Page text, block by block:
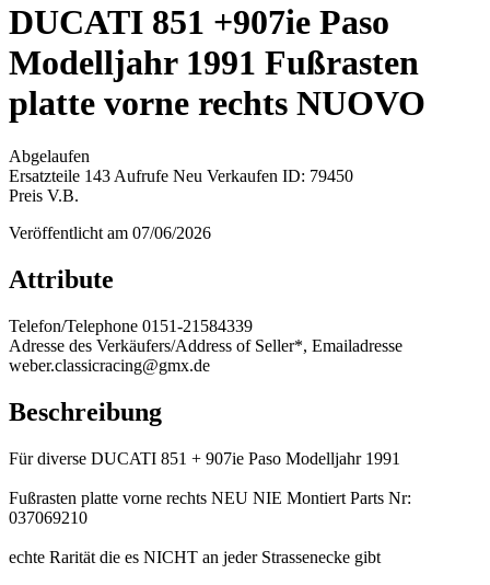
DUCATI 851 +907ie Paso
Modelljahr 1991 Fußrasten
platte vorne rechts NUOVO
Abgelaufen
Ersatzteile 143 Aufrufe Neu Verkaufen ID: 79450
Preis V.B.
Veröffentlicht am 07/06/2026
Attribute
Telefon/Telephone 0151-21584339
Adresse des Verkäufers/Address of Seller*, Emailadresse
weber.classicracing@gmx.de
Beschreibung
Für diverse DUCATI 851 + 907ie Paso Modelljahr 1991
Fußrasten platte vorne rechts NEU NIE Montiert Parts Nr:
037069210
echte Rarität die es NICHT an jeder Strassenecke gibt